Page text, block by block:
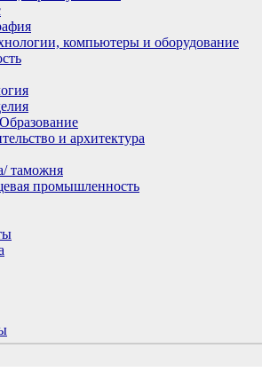
компьютеры и оборудование
и архитектура
таможня
промышленность